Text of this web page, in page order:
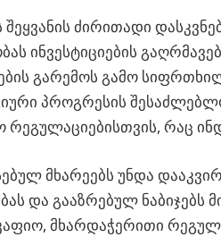
შეყვანის ძირითადი
ინვესტიციების
გარემოს გამო
პროგრესის
რეგულაციებისთვის, რაც
მხარეებს უნდა
და გააზრებულ
მხარდაჭერითი